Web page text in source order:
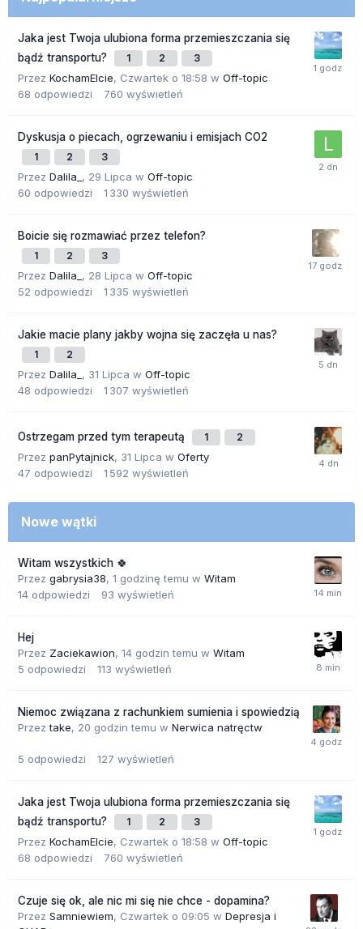
Jaka jest Twoja ulubiona forma przemieszczania się
bądź transportu?
1 2 3
Przez KochamElcie, Czwartek o 18:58 w Off-topic
68 odpowiedzi 760 wyświetleń
Dyskusja o piecach, ogrzewaniu i emisjach CO2
1 2 3
Przez Dalila_ , 29 Lipca w Off-topic
60 odpowiedzi 1 330 wyświetleń
Boicie się rozmawiać przez telefon?
1 2 3
Przez Dalila_ , 28 Lipca w Off-topic
52 odpowiedzi 1 335 wyświetleń
Jakie macie plany jakby wojna się zaczęła u nas?
1 2
Przez Dalila_ , 31 Lipca w Off-topic
48 odpowiedzi 1 307 wyświetleń
Ostrzegam przed tym terapeutą 1 2
Przez panPytajnick, 31 Lipca w Oferty
47 odpowiedzi 1 592 wyświetleń
Nowe wątki
Witam wszystkich 🍀
Przez gabrysia38, 1 godzinę temu w Witam
14 odpowiedzi 93 wyświetleń
Hej
Przez Zaciekawion, 14 godzin temu w Witam
5 odpowiedzi 113 wyświetleń
Niemoc związana z rachunkiem sumienia i spowiedzią
Przeztake, 20 godzin temu w Nerwica natręctw
5 odpowiedzi 127 wyświetleń
Jaka jest Twoja ulubiona forma przemieszczania się
bądź transportu?
1 2 3
Przez KochamElcie, Czwartek o 18:58 w Off-topic
68 odpowiedzi 760 wyświetleń
Czuje się ok, ale nic mi się nie chce - dopamina?
Przez Samniewiem, Czwartek o 09:05 w Depresja i